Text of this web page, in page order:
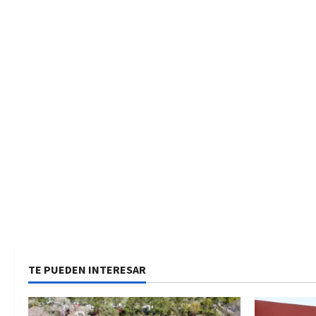
TE PUEDEN INTERESAR